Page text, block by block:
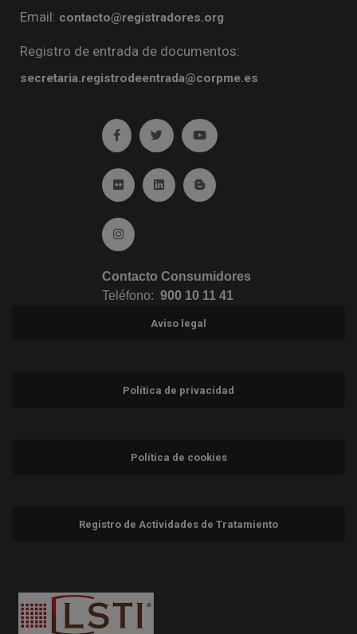
Email: contacto@registradores.org
Registro de entrada de documentos:
secretaria.registrodeentrada@corpme.es
Ir a facebook (abre en ventana nueva)
Ir a twitter (abre en ventana nueva)
Ir a YouTube (abre en
Ir a Flickr (abre en ventana nueva)
Ir a Linkedin (abre en ventana nueva)
Ir al Blog (abre en ventana
Ir a Instagram (abre en ventana nueva)
Contacto Consumidores
Teléfono: 900 10 11 41
Aviso legal
Política de privacidad
Política de cookies
Registro de Actividades de Tratamiento